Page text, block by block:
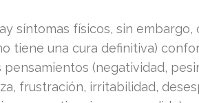
síntomas físicos, sin
tiene una cura definitiva)
(negatividad,
frustración, irritabilidad,